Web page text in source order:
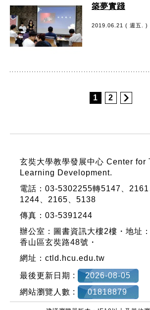
築夢實踐
2019.06.21 ( 週五. )
1 2
玄奘大學教學發展中心 Center for
Learning Development.
電話：03-5302255轉5147、2161
1244、2165、5138
傳真：03-5391244
辦公室：圖書資訊大樓2樓・地址
香山區玄奘路48號・
網址： ctld.hcu.edu.tw
最後更新日期 :
2026-08-05
網站瀏覽人數 :
01818879